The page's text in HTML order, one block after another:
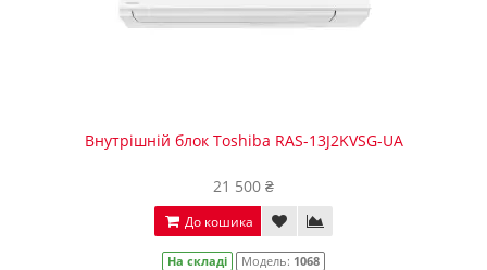
Внутрішній блок Toshiba RAS-13J2KVSG-UA
21 500 ₴
До кошика
На складі Модель: 1068